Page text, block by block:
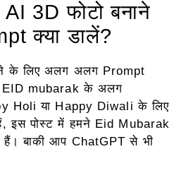
3D फोटो बनाने
क्या डालें?
के लिए अलग अलग Prompt
EID mubarak के अलग
Holi या Happy Diwali के लिए
इस पोस्ट में हमने Eid Mubarak
बाकी आप ChatGPT से भी